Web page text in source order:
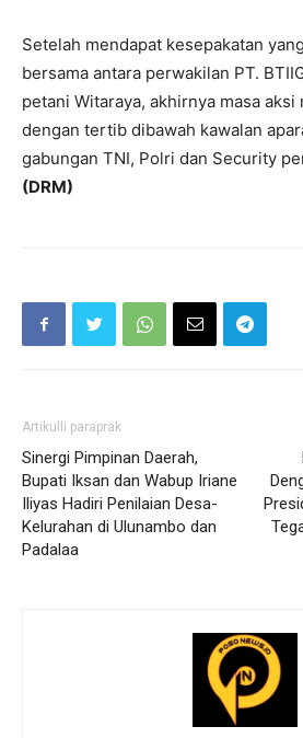
Setelah mendapat kesepakatan
bersama antara perwakilan PT.
petani Witaraya, akhirnya masa
dengan tertib dibawah kawalan
gabungan TNI, Polri dan Security
(DRM)
Artikulli paraprak
Sinergi Pimpinan Daerah,
Bupati Iksan dan Wabup Iriane
Iliyas Hadiri Penilaian Desa-
Kelurahan di Ulunambo dan
Padalaa